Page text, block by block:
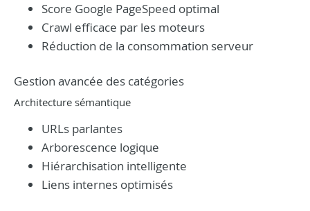
Score Google PageSpeed optimal
Crawl efficace par les moteurs
Réduction de la consommation serveur
Gestion avancée des catégories
Architecture sémantique
URLs parlantes
Arborescence logique
Hiérarchisation intelligente
Liens internes optimisés